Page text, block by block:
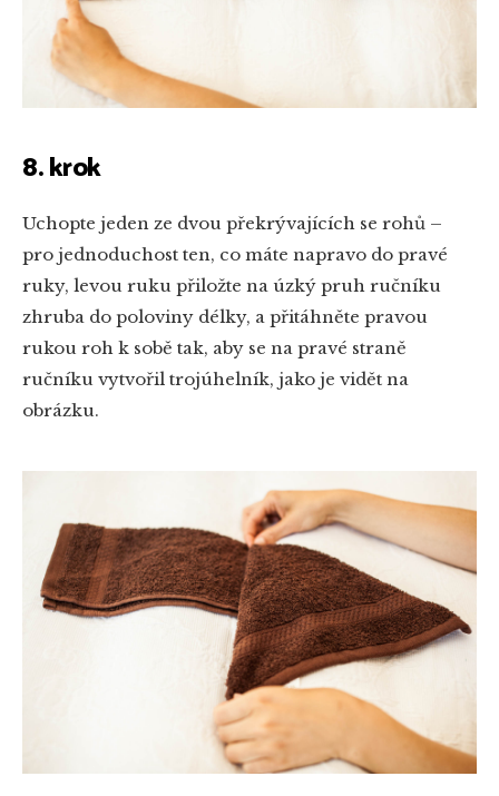
8. krok
Uchopte jeden ze dvou překrývajících se rohů –
pro jednoduchost ten, co máte napravo do pravé
ruky, levou ruku přiložte na úzký pruh ručníku
zhruba do poloviny délky, a přitáhněte pravou
rukou roh k sobě tak, aby se na pravé straně
ručníku vytvořil trojúhelník, jako je vidět na
obrázku.